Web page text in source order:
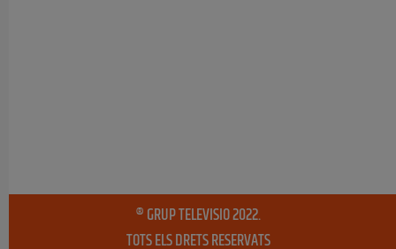
® GRUP TELEVISIO 2022.
TOTS ELS DRETS RESERVATS